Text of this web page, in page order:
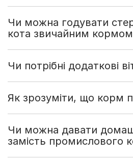
Чи можна годувати
кота звичайним
Чи потрібні додаткові
Як зрозуміти, що корм
Чи можна давати
замість промислового